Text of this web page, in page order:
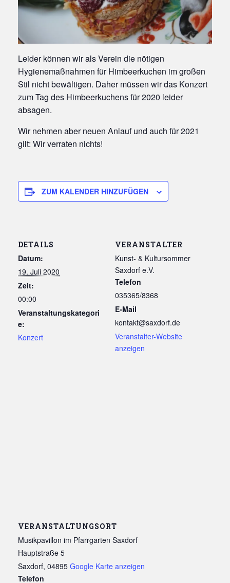
Leider können wir als Verein die nötigen
Hygienemaßnahmen für Himbeerkuchen im großen
Stil nicht bewältigen. Daher müssen wir das Konzert
zum Tag des Himbeerkuchens für 2020 leider
absagen.
Wir nehmen aber neuen Anlauf und auch für 2021
gilt: Wir verraten nichts!
ZUM KALENDER HINZUFÜGEN
DETAILS
Datum:
19. Juli 2020
Zeit:
00:00
Veranstaltungskategori
e:
Konzert
VERANSTALTER
Kunst- & Kultursommer
Saxdorf e.V.
Telefon
035365/8368
E-Mail
kontakt@saxdorf.de
Veranstalter-Website
anzeigen
VERANSTALTUNGSORT
Musikpavillon im Pfarrgarten Saxdorf
Hauptstraße 5
Saxdorf, 04895 Google Karte anzeigen
Telefon